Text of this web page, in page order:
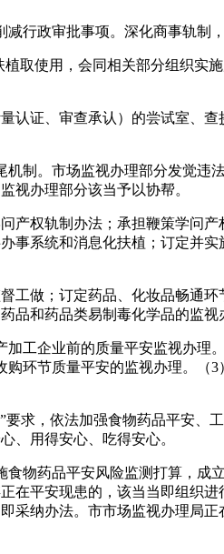
政审批事项。深化商事轨制，
使用，会同相关部分组织实
证、审查承认）的尝试室、查
。市场监视办理部分发觉违
视办理部分该当予以协帮。
权轨制办法；承担鞭策学问产
系统和消息化扶植；订定并
做；订定药品、化妆品畅通环
和药品类易制毒化学品的监视
企业前的质量平安监视办理
环节质量平安的监视办理。（
，依法加强食物药品平安、
、用得安心、吃得安心。
药品平安风险监测打算，成
平安现患的，该当当即组织
纳办法。市市场监视办理局